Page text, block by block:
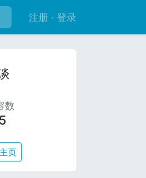
注册 · 登录
数
页